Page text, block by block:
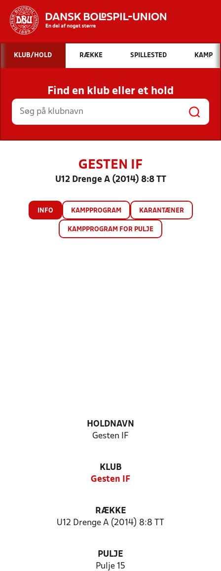
Hvad vil du søge efter?
INDHOLD OG NYHEDER
STILLINGER, RESULTATER, KLUBBER OG
HOLD
KLUB/HOLD RÆKKE SPILLESTED KAMP
Find en klub eller et hold
GESTEN IF
U12 Drenge A (2014) 8:8 TT
INFO KAMPPROGRAM KARANTÆNER
KAMPPROGRAM FOR PULJE
HOLDNAVN
Gesten IF
KLUB
Gesten IF
RÆKKE
U12 Drenge A (2014) 8:8 TT
PULJE
Pulje 15